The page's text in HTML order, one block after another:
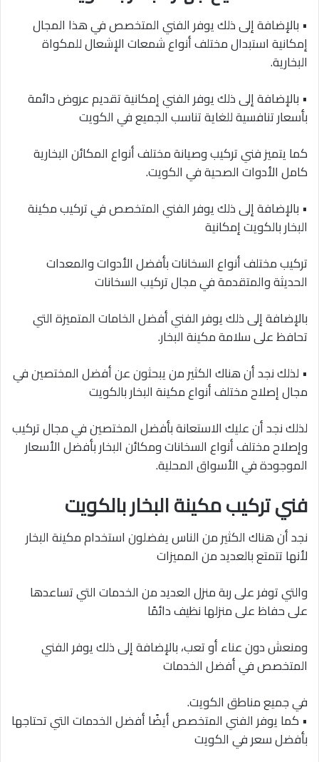
• بالإضافة إلى ذلك يوفر الفني المتخصص في هذا المجال
إمكانية استبدال مختلف أنواع شمعات الإشعال للمكواة
البخارية.
• بالإضافة إلى ذلك يوفر الفني إمكانية تقديم عروض دائمة
بأسعار تنافسية للغاية تناسب الجميع في الكويت
كما يتميز فني تركيب وصيانة مختلف أنواع المكائن البخارية
كامل الأدوات الصحية في الكويت.
• بالإضافة إلى ذلك يوفر الفني المتخصص في تركيب مكينة
البخار بالكويت إمكانية
تركيب مختلف أنواع السخانات بأفضل الأدوات والمعدات
الحديثة والمتقدمة في مجال تركيب السخانات
بالإضافة إلى ذلك يوفر الفني أفضل الخامات المتميزة التي
تحافظ على سلامة مكينة البخار.
• لذلك نجد أن هناك الكثير من يبحثون عن أفضل المختصين في
مجال إصلاح مختلف أنواع مكينة البخار بالكويت
لذلك نجد أن عليك الاستعانة بأفضل المختصين في مجال تركيب
وإصلاح مختلف أنواع السخانات ومكائن البخار بأفضل الأسعار
الموجودة في الأسواق المحلية.
فني تركيب مكينة البخار بالكويت
نجد أن هناك الكثير من الناس يفضلون استخدام مكينة البخار
لأنها تتمتع بالعديد من المميزات
والتي توفر على ربة منزل العديد من الخدمات التي تساعدها
على حفاظ على منزلها نظيف دائمًا
ومنعش دون عناء أو تعب، بالإضافة إلى ذلك يوفر الفني
المتخصص في أفضل الخدمات
في جميع مناطق الكويت.
• كما يوفر الفني المتخصص أيضًا أفضل الخدمات التي تحتاجها
بأفضل سعر في الكويت